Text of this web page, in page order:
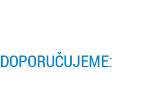
DOPORUČUJEME: